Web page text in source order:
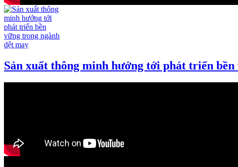
Sản xuất thông minh hướng tới phát triển